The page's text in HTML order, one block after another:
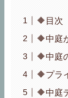
🔶目次
🔶中庭
🔶中庭
🔶プラ
🔶中庭